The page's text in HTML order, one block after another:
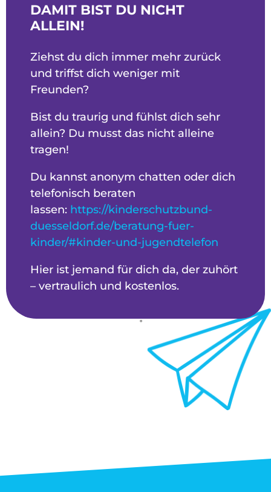
DAMIT BIST DU NICHT
ALLEIN!
Ziehst du dich immer mehr zurück
und triffst dich weniger mit
Freunden?
Bist du traurig und fühlst dich sehr
allein? Du musst das nicht alleine
tragen!
Du kannst anonym chatten oder dich
telefonisch beraten
lassen: https://kinderschutzbund-
duesseldorf.de/beratung-fuer-
kinder/#kinder-und-jugendtelefon
Hier ist jemand für dich da, der zuhört
– vertraulich und kostenlos.